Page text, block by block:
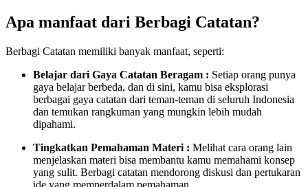
Apa manfaat dari Berbagi Catatan?
Berbagi Catatan memiliki banyak manfaat, seperti:
Belajar dari Gaya Catatan Beragam : Setiap orang punya
gaya belajar berbeda, dan di sini, kamu bisa eksplorasi
berbagai gaya catatan dari teman-teman di seluruh Indonesia
dan temukan rangkuman yang mungkin lebih mudah
dipahami.
Tingkatkan Pemahaman Materi : Melihat cara orang lain
menjelaskan materi bisa membantu kamu memahami konsep
yang sulit. Berbagi catatan mendorong diskusi dan pertukaran